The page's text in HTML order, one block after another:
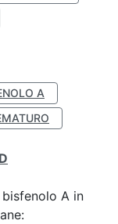
A
A in